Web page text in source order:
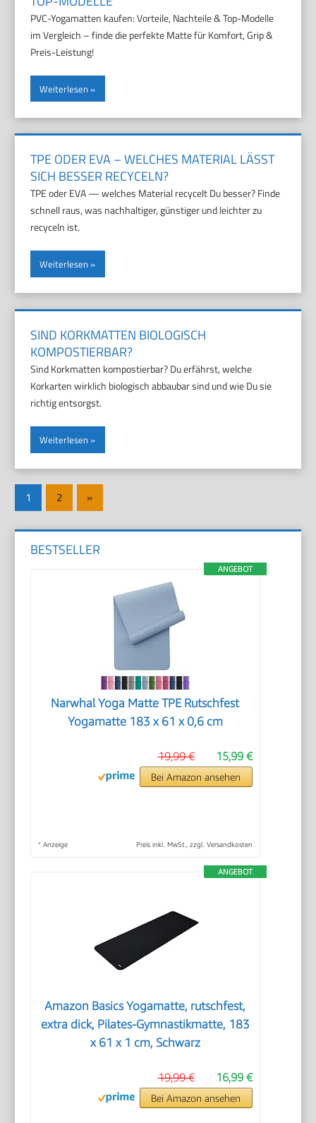
PVC-Yogamatten kaufen: Vorteile, Nachteile & Top-Modelle
im Vergleich – finde die perfekte Matte für Komfort, Grip &
Preis-Leistung!
Weiterlesen
TPE ODER EVA – WELCHES MATERIAL LÄSST
SICH BESSER RECYCELN?
TPE oder EVA — welches Material recycelt Du besser? Finde
schnell raus, was nachhaltiger, günstiger und leichter zu
recyceln ist.
Weiterlesen
SIND KORKMATTEN BIOLOGISCH
KOMPOSTIERBAR?
Sind Korkmatten kompostierbar? Du erfährst, welche
Korkarten wirklich biologisch abbaubar sind und wie Du sie
richtig entsorgst.
Weiterlesen
Seitennummerierung
der
Beiträge
1 2
Nächste
Beiträge
»
BESTSELLER
ANGEBOT
Narwhal Yoga Matte TPE Rutschfest
Yogamatte 183 x 61 x 0,6 cm
15,99 €
19,99 €
Bei Amazon ansehen
* Anzeige Preis inkl. MwSt., zzgl. Versandkosten
ANGEBOT
Amazon Basics Yogamatte, rutschfest,
extra dick, Pilates-Gymnastikmatte, 183
x 61 x 1 cm, Schwarz
16,99 €
19,99 €
Bei Amazon ansehen